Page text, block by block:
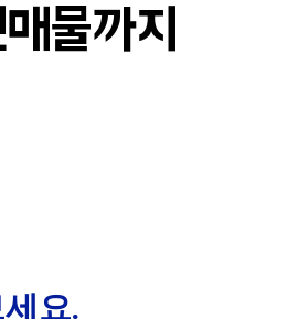
물까지
물까지
요.